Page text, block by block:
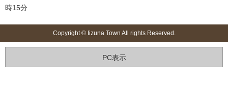
時15分
Copyright © Iizuna Town All rights Reserved.
PC表示